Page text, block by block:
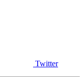
Twitter